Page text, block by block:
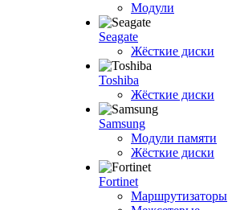
Модули
Seagate
Жёсткие диски
Toshiba
Жёсткие диски
Samsung
Модули памяти
Жёсткие диски
Fortinet
Маршрутизаторы